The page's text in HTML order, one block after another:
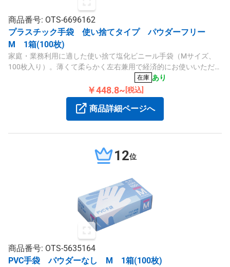
商品番号: OTS-6696162
プラスチック手袋 使い捨てタイプ パウダーフリー
M 1箱(100枚)
家庭・業務利用に適した使い捨て塩化ビニール手袋（Mサイズ、
100枚入り）。薄くて柔らかく左右兼用で経済的にお使いいただけ
在庫 あり
￥448.8~ [税込]
商品詳細ページへ
12位
商品番号: OTS-5635164
PVC手袋 パウダーなし M 1箱(100枚)